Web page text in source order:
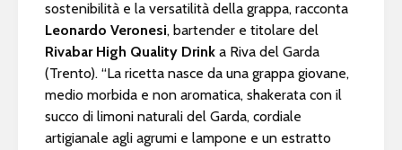
sostenibilità e la versatilità della grappa, racconta
Leonardo Veronesi, bartender e titolare del
Rivabar High Quality Drink a Riva del Garda
(Trento). “La ricetta nasce da una grappa giovane,
medio morbida e non aromatica, shakerata con il
succo di limoni naturali del Garda, cordiale
artigianale agli agrumi e lampone e un estratto